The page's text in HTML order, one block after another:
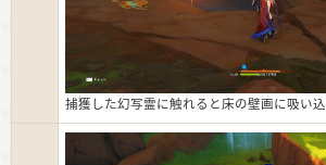
捕獲した幻写霊に触れると床の壁画に吸い